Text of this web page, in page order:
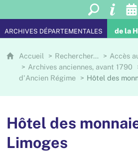
ARCHIVES DÉPARTEMENTALES de la
Accueil Rechercher…
Accès
Archives anciennes, avant 1790
d'Ancien Régime
Hôtel des
Hôtel des
Limoges